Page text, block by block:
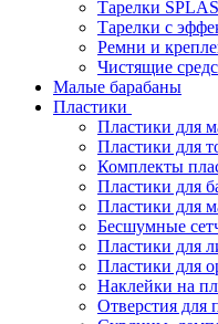
Тарелки
Тарелки с
Ремни и
Чистящие
Малые барабаны
Пластики
Пластики для
Пластики для
Комплекты
Пластики для
Пластики для
Бесшумные
Пластики для
Пластики для
Наклейки на
Отверстия для